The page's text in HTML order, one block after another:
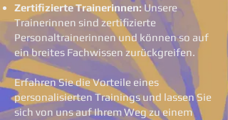
Zertifizierte Trainerinnen:Unsere
Trainerinnen sind zertifizierte
Personaltrainerinnen und können so auf
ein breites Fachwissen zurückgreifen.
Erfahren Sie die Vorteile eines
personalisierten Trainings und lassen Sie
sich von uns auf Ihrem Weg zu einem